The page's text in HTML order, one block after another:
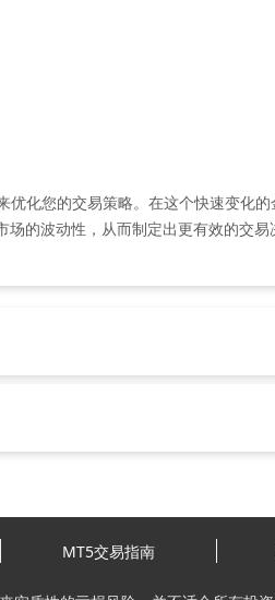
化您的交易策略。在这个快速变化
的波动性，从而制定出更有效的交易
MT5交易指南